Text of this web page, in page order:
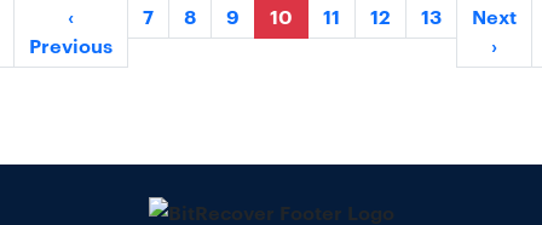
‹
Previous
7 8 9 10 11 12 13
Next
›